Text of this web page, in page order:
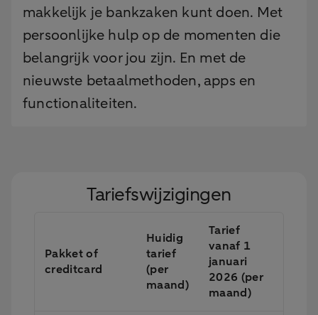
makkelijk je bankzaken kunt doen. Met
persoonlijke hulp op de momenten die
belangrijk voor jou zijn. En met de
nieuwste betaalmethoden, apps en
functionaliteiten.
Tariefswijzigingen
Pakket of
creditcard
Huidig
tarief
(per
maand)
Tarief
vanaf 1
januari
2026 (per
maand)